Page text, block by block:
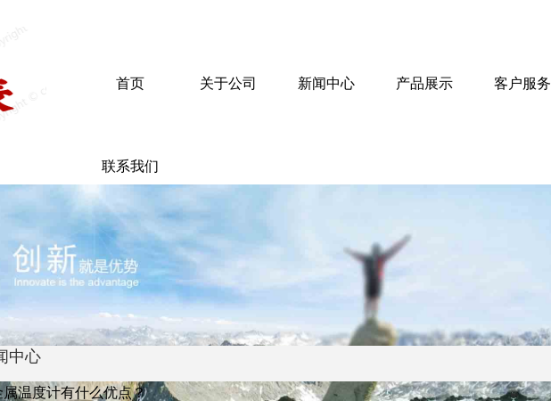
首页 关于公司 新闻中心 产品展示 客户服务
联系我们
中心
属温度计有什么优点？